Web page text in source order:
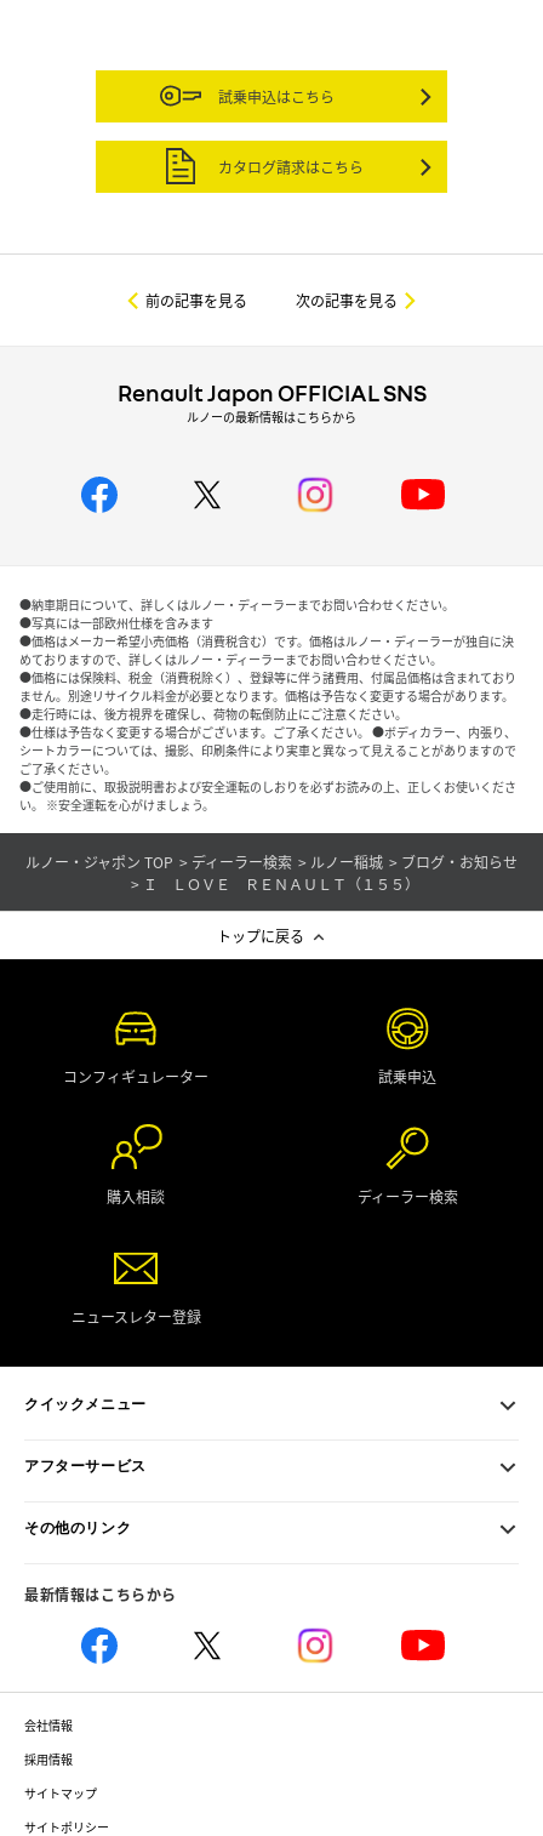
試乗申込はこちら
カタログ請求はこちら
前の記事を見る 次の記事を見る
Renault Japon OFFICIAL SNS
ルノーの最新情報はこちらから
●納車期日について、詳しくはルノー・ディーラーまでお問い合わせください。
●写真には一部欧州仕様を含みます
●価格はメーカー希望小売価格（消費税含む）です。価格はルノー・ディーラーが独自に決
めておりますので、詳しくはルノー・ディーラーまでお問い合わせください。
●価格には保険料、税金（消費税除く）、登録等に伴う諸費用、付属品価格は含まれており
ません。別途リサイクル料金が必要となります。価格は予告なく変更する場合があります。
●走行時には、後方視界を確保し、荷物の転倒防止にご注意ください。
●仕様は予告なく変更する場合がございます。ご了承ください。 ●ボディカラー、内張り、
シートカラーについては、撮影、印刷条件により実車と異なって見えることがありますので
ご了承ください。
●ご使用前に、取扱説明書および安全運転のしおりを必ずお読みの上、正しくお使いくださ
い。 ※安全運転を心がけましょう。
ルノー・ジャポン TOP ディーラー検索 ルノー稲城
ブログ・お知らせ
Ｉ ＬＯＶＥ ＲＥＮＡＵＬＴ（１５５）
トップに戻る
コンフィギュレーター 試乗申込
購入相談 ディーラー検索
ニュースレター登録
クイックメニュー
アフターサービス
その他のリンク
最新情報はこちらから
会社情報
採用情報
サイトマップ
サイトポリシー